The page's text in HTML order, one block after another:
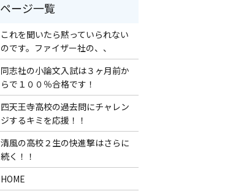
これを聞いたら黙っていられない
のです。ファイザー社の、、
同志社の小論文入試は３ヶ月前か
らで１００％合格です！
四天王寺高校の過去問にチャレン
ジするキミを応援！！
清風の高校２生の快進撃はさらに
続く！！
HOME